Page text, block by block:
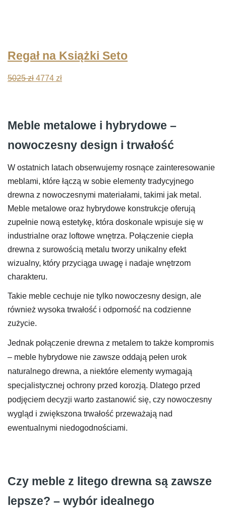
Regał na Książki Seto
5025zł Pierwotna
4774 złAktualna
Meble metalowe i hybrydowe –
nowoczesny design i trwałość
W ostatnich latach obserwujemy rosnące zainteresowanie
meblami, które łączą w sobie elementy tradycyjnego
drewna z nowoczesnymi materiałami, takimi jak metal.
Meble metalowe oraz hybrydowe konstrukcje oferują
zupełnie nową estetykę, która doskonale wpisuje się w
industrialne oraz loftowe wnętrza. Połączenie ciepła
drewna z surowością metalu tworzy unikalny efekt
wizualny, który przyciąga uwagę i nadaje wnętrzom
charakteru.
Takie meble cechuje nie tylko nowoczesny design, ale
również wysoka trwałość i odporność na codzienne
zużycie.
Jednak połączenie drewna z metalem to także kompromis
– meble hybrydowe nie zawsze oddają pełen urok
naturalnego drewna, a niektóre elementy wymagają
specjalistycznej ochrony przed korozją. Dlatego przed
podjęciem decyzji warto zastanowić się, czy nowoczesny
wygląd i zwiększona trwałość przeważają nad
ewentualnymi niedogodnościami.
Czy meble z litego drewna są zawsze
lepsze? – wybór idealnego